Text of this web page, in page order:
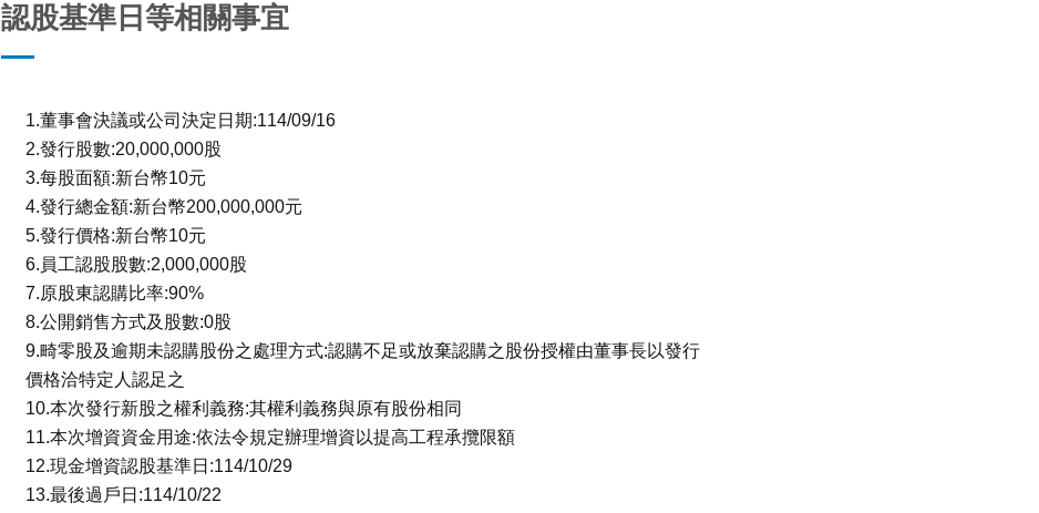
認股基準日等相關事宜
1.董事會決議或公司決定日期:114/09/16
2.發行股數:20,000,000股
3.每股面額:新台幣10元
4.發行總金額:新台幣200,000,000元
5.發行價格:新台幣10元
6.員工認股股數:2,000,000股
7.原股東認購比率:90%
8.公開銷售方式及股數:0股
9.畸零股及逾期未認購股份之處理方式:認購不足或放棄認購之股份授權由董事長以發行
價格洽特定人認足之
10.本次發行新股之權利義務:其權利義務與原有股份相同
11.本次增資資金用途:依法令規定辦理增資以提高工程承攬限額
12.現金增資認股基準日:114/10/29
13.最後過戶日:114/10/22